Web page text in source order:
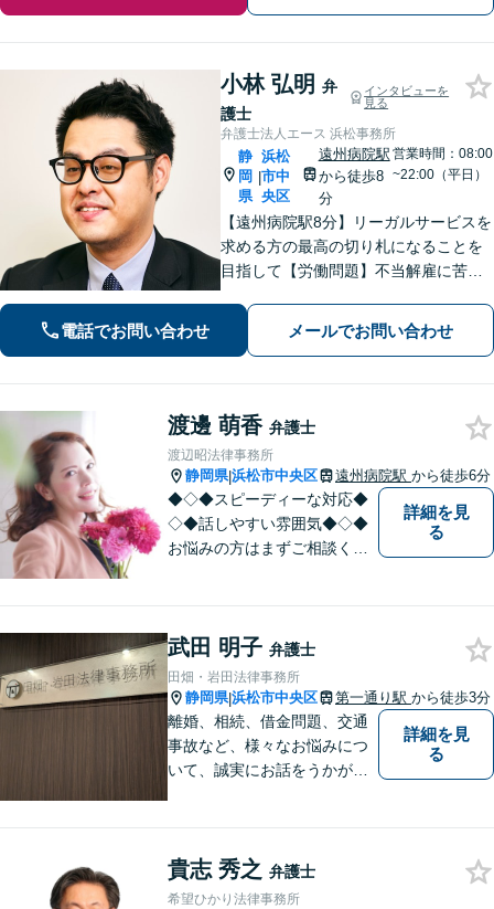
小林 弘明 弁
護士
インタビューを
見る
弁護士法人エース 浜松事務所
静
岡
県
|
浜松
市中
央区
遠州病院駅
から徒歩8
分
営業時間：08:00
~22:00（平日）
【遠州病院駅8分】リーガルサービスを
求める方の最高の切り札になることを
目指して【労働問題】不当解雇に苦し
を模索します【離婚問題】認知請求・
養育費の請求など、辛い状況を好転さ
電話でお問い合わせ メールでお問い合わせ
渡邊 萌香 弁護士
渡辺昭法律事務所
静岡県|浜松市中央区 遠州病院駅 から徒歩6分
◆◇◆スピーディーな対応◆
◇◆話しやすい雰囲気◆◇◆
お悩みの方はまずご相談くだ
詳細を見
る
武田 明子 弁護士
田畑・岩田法律事務所
静岡県|浜松市中央区 第一通り駅 から徒歩3分
離婚、相続、借金問題、交通
事故など、様々なお悩みにつ
いて、誠実にお話をうかが
詳細を見
る
貴志 秀之 弁護士
希望ひかり法律事務所